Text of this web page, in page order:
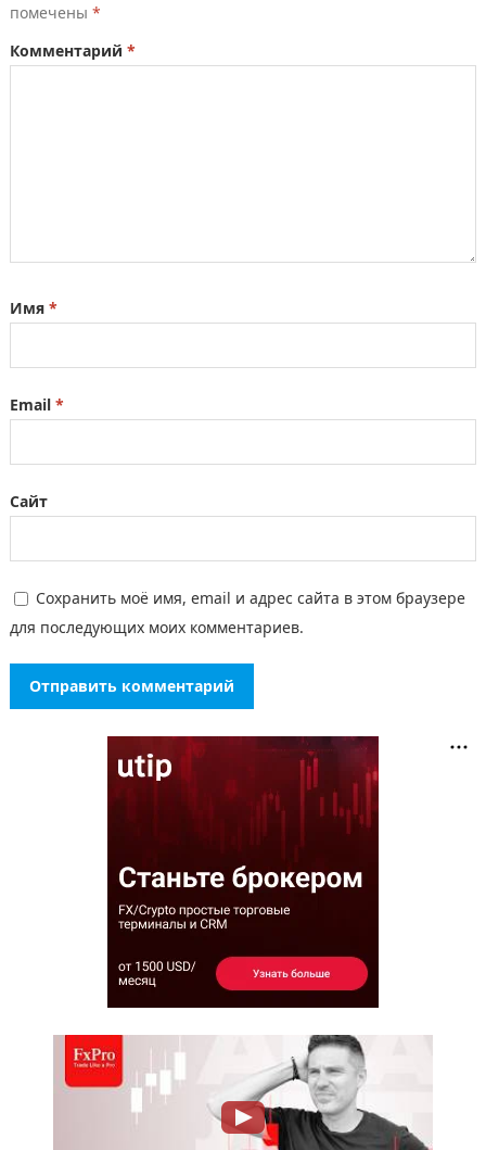
помечены *
Комментарий *
Имя *
Email *
Сайт
Сохранить моё имя, email и адрес сайта в этом браузере
для последующих моих комментариев.